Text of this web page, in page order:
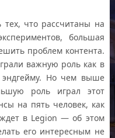
тех, что рассчитаны на
большая
проблем контента.
важную роль как в
эндгейму. Но чем выше
роль играл этот
на пять человек, как
в Legion — об этом
его интересным не